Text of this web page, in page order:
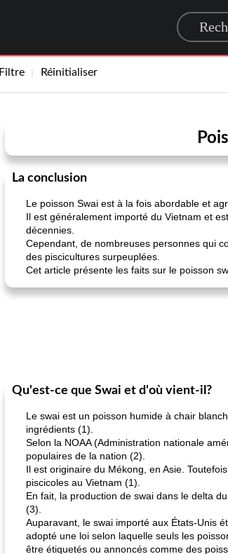
Filtre Réinitialiser
La conclusion
Le poisson Swai est à la fois abordable et
Il est généralement importé du Vietnam et
décennies.
Cependant, de nombreuses personnes qui
des piscicultures surpeuplées.
Cet article présente les faits sur le poisson
Qu'est-ce que Swai et d'où vient-il?
Le swai est un poisson humide à chair
ingrédients (1).
Selon la NOAA (Administration nationale
populaires de la nation (2).
Il est originaire du Mékong, en Asie.
piscicoles au Vietnam (1).
En fait, la production de swai dans le delta
(3).
Auparavant, le swai importé aux États-Unis
adopté une loi selon laquelle seuls les
être étiquetés ou annoncés comme des